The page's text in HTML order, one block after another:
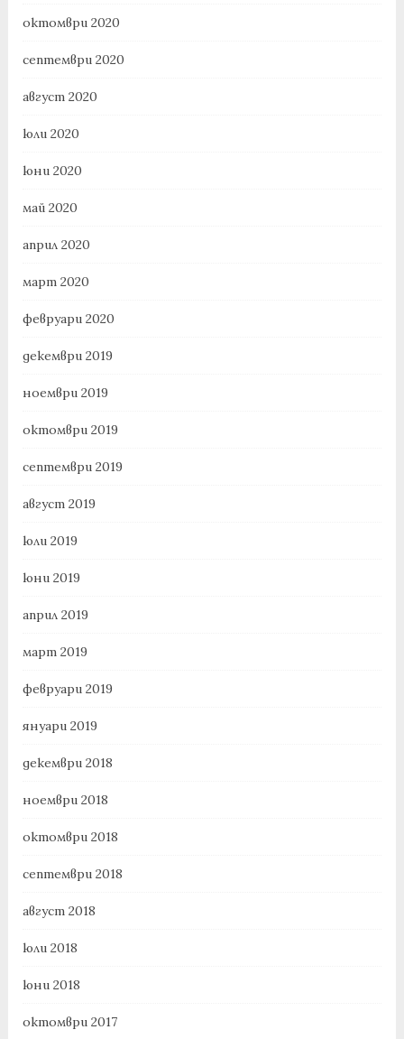
октомври 2020
септември 2020
август 2020
юли 2020
юни 2020
май 2020
април 2020
март 2020
февруари 2020
декември 2019
ноември 2019
октомври 2019
септември 2019
август 2019
юли 2019
юни 2019
април 2019
март 2019
февруари 2019
януари 2019
декември 2018
ноември 2018
октомври 2018
септември 2018
август 2018
юли 2018
юни 2018
октомври 2017